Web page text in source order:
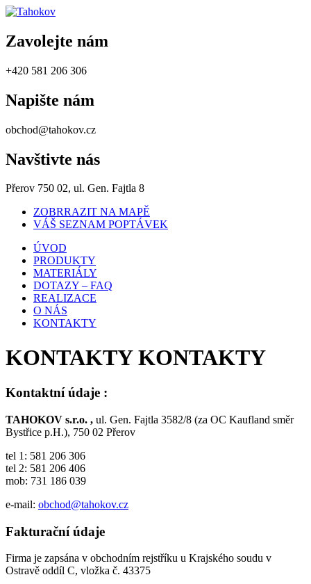
Zavolejte nám
+420 581 206 306
Napište nám
obchod@tahokov.cz
Navštivte nás
Přerov 750 02, ul. Gen. Fajtla 8
ZOBRRAZIT NA MAPĚ
VÁŠ SEZNAM POPTÁVEK
ÚVOD
PRODUKTY
MATERIÁLY
DOTAZY – FAQ
REALIZACE
O NÁS
KONTAKTY
KONTAKTYKONTAKTY
Kontaktní údaje :
TAHOKOV s.r.o. , ul. Gen. Fajtla 3582/8 (za OC Kaufland směr
Bystřice p.H.), 750 02 Přerov
tel 1: 581 206 306
tel 2: 581 206 406
mob: 731 186 039
e-mail: obchod@tahokov.cz
Fakturační údaje
Firma je zapsána v obchodním rejstříku u Krajského soudu v
Ostravě oddíl C, vložka č. 43375